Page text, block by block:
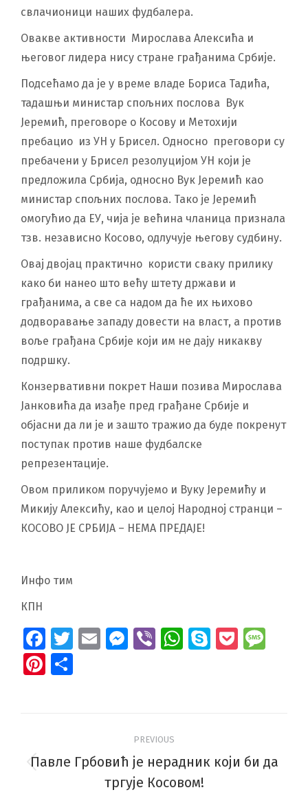
свлачионици наших фудбалера.
Овакве активности Мирослава Алексића и
његовог лидера нису стране грађанима Србије.
Подсећамо да је у време владе Бориса Тадића,
тадашњи министар спољних послова Вук
Јеремић, преговоре о Косову и Метохији
пребацио из УН у Брисел. Односно преговори су
пребачени у Брисел резолуцијом УН који је
предложила Србија, односно Вук Јеремић као
министар спољних послова. Тако је Јеремић
омогућио да ЕУ, чија је већина чланица признала
тзв. независно Косово, одлучује његову судбину.
Овај двојац практично користи сваку прилику
како би нанео што већу штету држави и
грађанима, а све са надом да ће их њихово
додворавање западу довести на власт, а против
воље грађана Србије који им не дају никакву
подршку.
Конзервативни покрет Наши позива Мирослава
Јанковића да изађе пред грађане Србије и
објасни да ли је и зашто тражио да буде покренут
поступак против наше фудбалске
репрезентације.
Овом приликом поручујемо и Вуку Јеремићу и
Микију Алексићу, као и целој Народној странци –
КОСОВО ЈЕ СРБИЈА – НЕМА ПРЕДАЈЕ!
Инфо тим
КПН
Facebook
Twitter
EmailMessenger
ViberWhatsApp
SkypePocket
Pinterest
navigation
PREVIOUS
Previous
post:
Павле Грбовић је нерадник који би да
тргује Косовом!